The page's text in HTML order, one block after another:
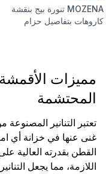
MOZENA تنورة بيج بنقشة
كاروهات بتفاصيل حزام
مميزات
المحتشمة
تعتبر التنانير
غنى عنها في خزانة أي
القطن بقدرته العالية
اللازمة، مما يجعل